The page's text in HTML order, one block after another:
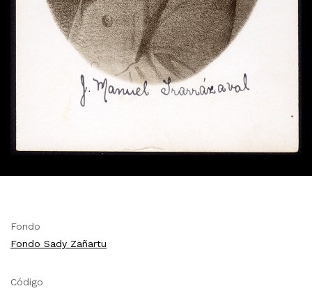
Fondo
Fondo Sady Zañartu
Código